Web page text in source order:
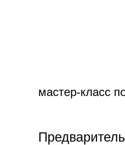
мастер-класс